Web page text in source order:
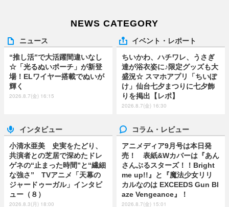
NEWS CATEGORY
ニュース
“推し活”で大活躍間違いなし
☆「光るぬいポーチ」が新登
場！ELワイヤー搭載でぬいが
輝く
2026.8.7(金) 16:15
イベント・レポート
ちいかわ、ハチワレ、うさぎ
達が浴衣姿に♪限定グッズも大
盛況☆ スマホアプリ「ちいぽ
け」仙台七夕まつりに七夕飾
りを掲出【レポ】
2026.8.7(金) 16:30
インタビュー
小清水亜美 史実をたどり、
共演者との芝居で深めたドレ
ゲネの“止まった時間”と“繊細
な強さ” TVアニメ「天幕の
ジャードゥーガル」インタビ
ュー（８）
2026.8.3(月) 18:00
コラム・レビュー
アニメディア9月号は本日発
売！ 表紙&Wカバーは『あん
さんぶるスターズ！！Bright
me up!!』と『魔法少女リリ
カルなのは EXCEEDS Gun Bl
aze Vengeance』！
2026.8.7(金) 15:01